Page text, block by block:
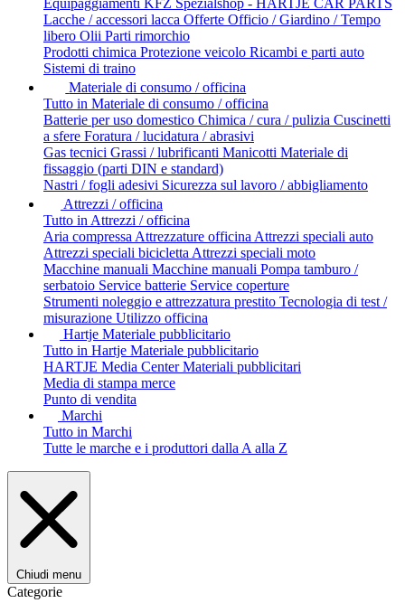
Equipaggiamenti KFZ Spezialshop - HARTJE CAR PARTS
Lacche / accessori lacca Offerte Officio / Giardino / Tempo
libero Olii Parti rimorchio
Prodotti chimica Protezione veicolo Ricambi e parti auto
Sistemi di traino
Materiale di consumo / officina
Tutto in Materiale di consumo / officina
Batterie per uso domestico Chimica / cura / pulizia Cuscinetti
a sfere Foratura / lucidatura / abrasivi
Gas tecnici Grassi / lubrificanti Manicotti Materiale di
fissaggio (parti DIN e standard)
Nastri / fogli adesivi Sicurezza sul lavoro / abbigliamento
Attrezzi / officina
Tutto in Attrezzi / officina
Aria compressa Attrezzature officina Attrezzi speciali auto
Attrezzi speciali bicicletta Attrezzi speciali moto
Macchine manuali Macchine manuali Pompa tamburo /
serbatoio Service batterie Service coperture
Strumenti noleggio e attrezzatura prestito Tecnologia di test /
misurazione Utilizzo officina
Hartje Materiale pubblicitario
Tutto in Hartje Materiale pubblicitario
HARTJE Media Center Materiali pubblicitari
Media di stampa merce
Punto di vendita
Marchi
Tutto in Marchi
Tutte le marche e i produttori dalla A alla Z
Chiudi menu
Categorie